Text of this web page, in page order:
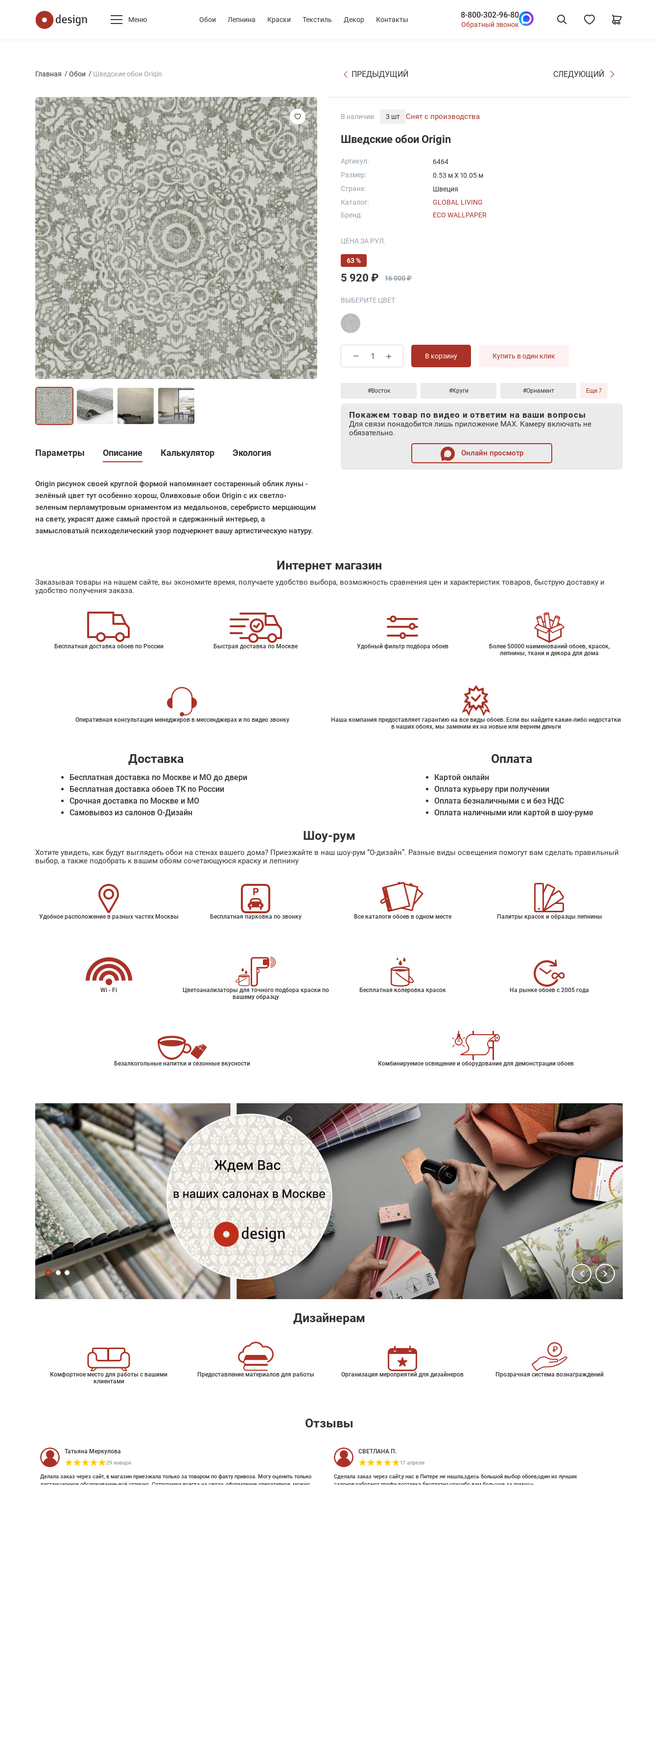
Меню Обои Лепнина Краски Текстиль Декор Контакты 8-800-302-96-80
Обратный звонок
Главная Обои Шведские обои Origin ПРЕДЫДУЩИЙ СЛЕДУЮЩИЙ
Параметры Описание Калькулятор Экология
Origin рисунок своей круглой формой напоминает состаренный облик луны -
зелёный цвет тут особенно хорош, Оливковые обои Origin с их светло-
зеленым перламутровым орнаментом из медальонов, серебристо мерцающим
на свету, украсят даже самый простой и сдержанный интерьер, а
замысловатый психоделический узор подчеркнет вашу артистическую натуру.
В наличии 3 шт Снят с производства
Шведские обои Origin
Артикул:
6464
Размер:
0.53 м X 10.05 м
Страна:
Швеция
Каталог:
GLOBAL LIVING
Бренд:
ECO WALLPAPER
ЦЕНА ЗА РУЛ.
63 %
5 920 ₽ 16 000 ₽
ВЫБЕРИТЕ ЦВЕТ
В корзину Купить в один клик
#Восток #Круги #Орнамент Еще 7
Покажем товар по видео и ответим на ваши вопросы
Для связи понадобится лишь приложение MAX. Камеру включать не
обязательно.
Онлайн просмотр
Интернет магазин
Заказывая товары на нашем сайте, вы экономите время, получаете удобство выбора, возможность сравнения цен и характеристик товаров, быструю доставку и
удобство получения заказа.
Бесплатная доставка обоев по России Быстрая доставка по Москве Удобный фильтр подбора обоев
Более 50000 наименований обоев, красок,
лепнины, ткани и декора для дома
Оперативная консультация менеджеров в мессенджерах и по видео звонку
Наша компания предоставляет гарантию на все виды обоев. Если вы найдете какие-либо недостатки
в наших обоях, мы заменим их на новые или вернем деньги
Доставка
Бесплатная доставка по Москве и МО до двери
Бесплатная доставка обоев ТК по России
Срочная доставка по Москве и МО
Самовывоз из салонов О-Дизайн
Оплата
Картой онлайн
Оплата курьеру при получении
Оплата безналичными с и без НДС
Оплата наличными или картой в шоу-руме
Шоу-рум
Хотите увидеть, как будут выглядеть обои на стенах вашего дома? Приезжайте в наш шоу-рум “О-дизайн”. Разные виды освещения помогут вам сделать правильный
выбор, а также подобрать к вашим обоям сочетающуюся краску и лепнину
Удобное расположение в разных частях Москвы Бесплатная парковка по звонку Все каталоги обоев в одном месте Палитры красок и образцы лепнины
Wi - Fi
Цветоанализаторы для точного подбора краски по
вашему образцу
Бесплатная колеровка красок На рынке обоев с 2005 года
Безалкогольные напитки и сезонные вкусности Комбинируемое освещение и оборудование для демонстрации обоев
Дизайнерам
Комфортное место для работы с вашими
клиентами
Предоставление материалов для работы Организация мероприятий для дизайнеров Прозрачная система вознаграждений
Отзывы
Татьяна Меркулова
29 января
Делала заказ через сайт, в магазин приезжала только за товаром по факту привоза. Могу оценить только
дистанционное обслуживание-всё отлично. Сотрудники всегда на связи, оформление оперативное, можно
СВЕТЛАНА П.
17 апреля
Сделала заказ через сайт,у нас в Питере не нашла,здесь большой выбор обоев,один из лучших
салонов,работают профи,доставка бесплатно,спасибо вам большое за помощь.